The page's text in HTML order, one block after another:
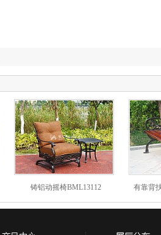
铸铝动摇椅BML13112 有靠背